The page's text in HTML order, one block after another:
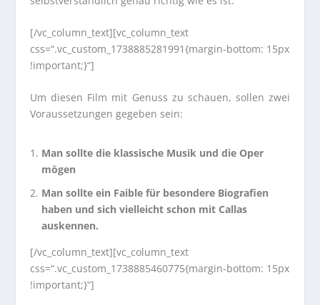
[/vc_column_text][vc_column_text
css=“.vc_custom_1738885281991{margin-bottom: 15px
!important;}“]
Um diesen Film mit Genuss zu schauen, sollen zwei
Voraussetzungen gegeben sein:
Man sollte die klassische Musik und die Oper
mögen
Man sollte ein Faible für besondere Biografien
haben und sich vielleicht schon mit Callas
auskennen.
[/vc_column_text][vc_column_text
css=“.vc_custom_1738885460775{margin-bottom: 15px
!important;}“]